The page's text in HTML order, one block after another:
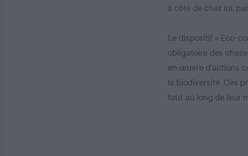
à côté de chez lui,
Le dispositif « Eco-
obligatoire des
en œuvre d’actions
la biodiversité. Ces
tout au long de leur